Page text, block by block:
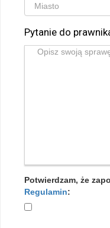
Pytanie do
Potwierdzam, że
Regulamin: